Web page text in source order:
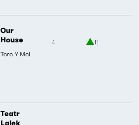
Our
House
Toro Y Moi
4 11
Teatr
Lalek